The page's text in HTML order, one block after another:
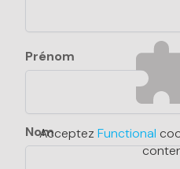
Acceptez Functional
Nom
Prénom
Nom